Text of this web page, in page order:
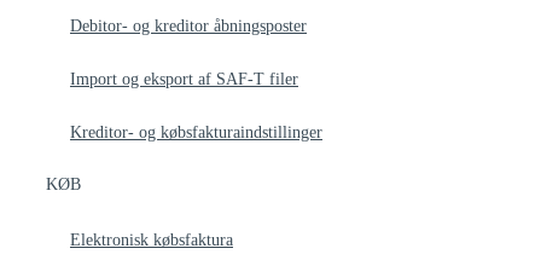
Debitor- og kreditor åbningsposter
Import og eksport af SAF-T filer
Kreditor- og købsfakturaindstillinger
KØB
Elektronisk købsfaktura